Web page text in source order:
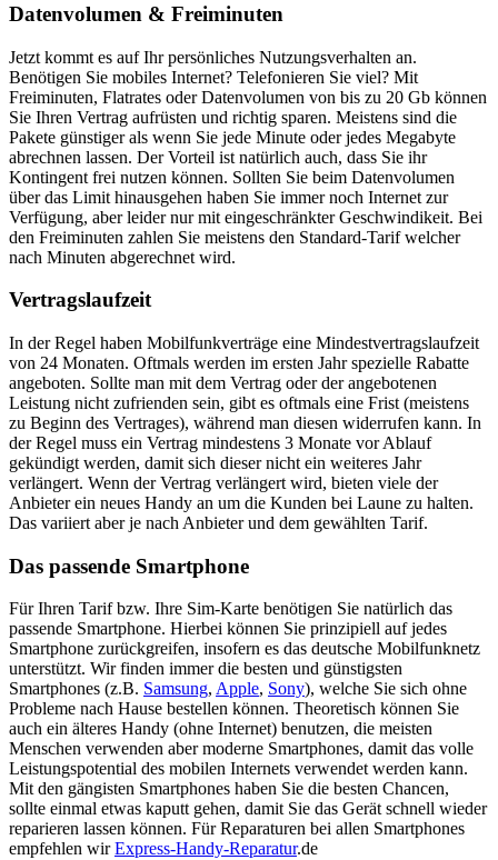
Datenvolumen & Freiminuten
Jetzt kommt es auf Ihr persönliches Nutzungsverhalten an.
Benötigen Sie mobiles Internet? Telefonieren Sie viel? Mit
Freiminuten, Flatrates oder Datenvolumen von bis zu 20 Gb können
Sie Ihren Vertrag aufrüsten und richtig sparen. Meistens sind die
Pakete günstiger als wenn Sie jede Minute oder jedes Megabyte
abrechnen lassen. Der Vorteil ist natürlich auch, dass Sie ihr
Kontingent frei nutzen können. Sollten Sie beim Datenvolumen
über das Limit hinausgehen haben Sie immer noch Internet zur
Verfügung, aber leider nur mit eingeschränkter Geschwindikeit. Bei
den Freiminuten zahlen Sie meistens den Standard-Tarif welcher
nach Minuten abgerechnet wird.
Vertragslaufzeit
In der Regel haben Mobilfunkverträge eine Mindestvertragslaufzeit
von 24 Monaten. Oftmals werden im ersten Jahr spezielle Rabatte
angeboten. Sollte man mit dem Vertrag oder der angebotenen
Leistung nicht zufrienden sein, gibt es oftmals eine Frist (meistens
zu Beginn des Vertrages), während man diesen widerrufen kann. In
der Regel muss ein Vertrag mindestens 3 Monate vor Ablauf
gekündigt werden, damit sich dieser nicht ein weiteres Jahr
verlängert. Wenn der Vertrag verlängert wird, bieten viele der
Anbieter ein neues Handy an um die Kunden bei Laune zu halten.
Das variiert aber je nach Anbieter und dem gewählten Tarif.
Das passende Smartphone
Für Ihren Tarif bzw. Ihre Sim-Karte benötigen Sie natürlich das
passende Smartphone. Hierbei können Sie prinzipiell auf jedes
Smartphone zurückgreifen, insofern es das deutsche Mobilfunknetz
unterstützt. Wir finden immer die besten und günstigsten
Smartphones (z.B. Samsung, Apple, Sony), welche Sie sich ohne
Probleme nach Hause bestellen können. Theoretisch können Sie
auch ein älteres Handy (ohne Internet) benutzen, die meisten
Menschen verwenden aber moderne Smartphones, damit das volle
Leistungspotential des mobilen Internets verwendet werden kann.
Mit den gängisten Smartphones haben Sie die besten Chancen,
sollte einmal etwas kaputt gehen, damit Sie das Gerät schnell wieder
reparieren lassen können. Für Reparaturen bei allen Smartphones
empfehlen wirExpress-Handy-Reparatur.de